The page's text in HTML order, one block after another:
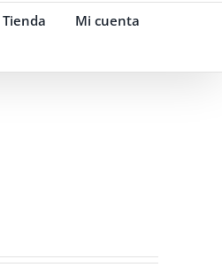
Tienda Mi cuenta